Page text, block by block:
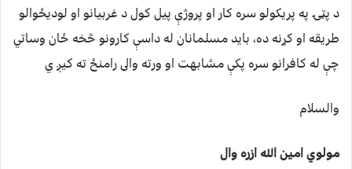
د پټۍ په پريکولو سره کار او پروژې پيل کول د غربيانو او لوديځوالو
طريقه او کړنه ده، بايد مسلمانان له داسې کارونو څخه ځان وساتي
چې له کافرانو سره پکې مشابهت او ورته والى رامنځ ته کيږ ي
والسلام
مولوي امين الله ازره وال